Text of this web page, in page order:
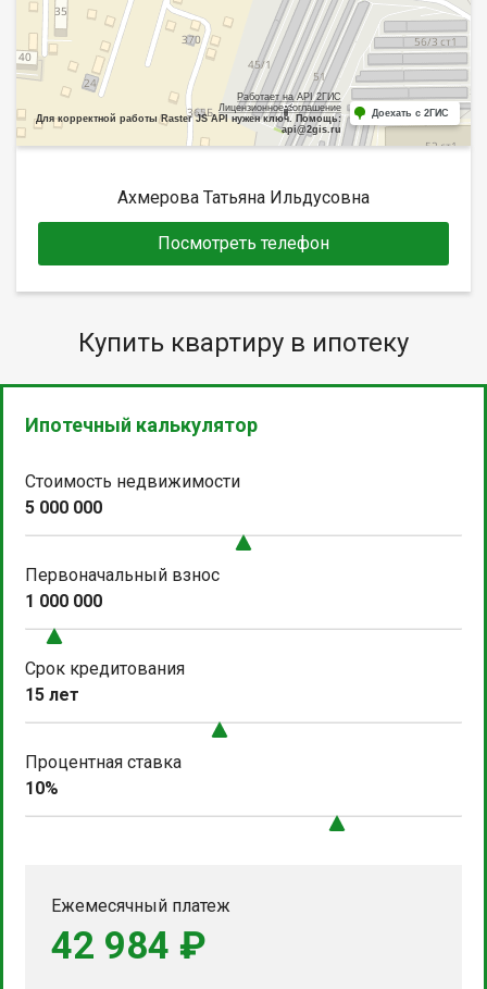
Работает на API 2ГИС
Лицензионное соглашение
Для корректной работы Raster JS API нужен ключ. Помощь:
api@2gis.ru
Доехать с 2ГИС
Ахмерова Татьяна Ильдусовна
Посмотреть телефон
Купить квартиру в ипотеку
Ипотечный калькулятор
Стоимость недвижимости
5 000 000
Первоначальный взнос
1 000 000
Срок кредитования
15 лет
Процентная ставка
10%
Ежемесячный платеж
42 984 ₽